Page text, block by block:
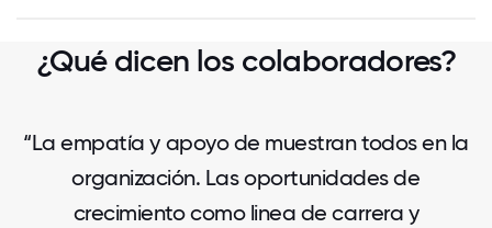
¿Qué dicen los colaboradores?
“La empatía y apoyo de muestran todos en la
organización. Las oportunidades de
crecimiento como linea de carrera y